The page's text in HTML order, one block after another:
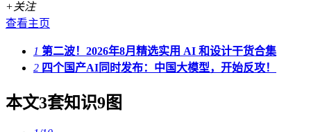
+关注
查看主页
1 第二波！2026年8月精选实用 AI 和设计干货合集
2 四个国产AI同时发布：中国大模型，开始反攻！
本文3套知识9图